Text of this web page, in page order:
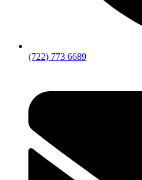
(722) 773 6689